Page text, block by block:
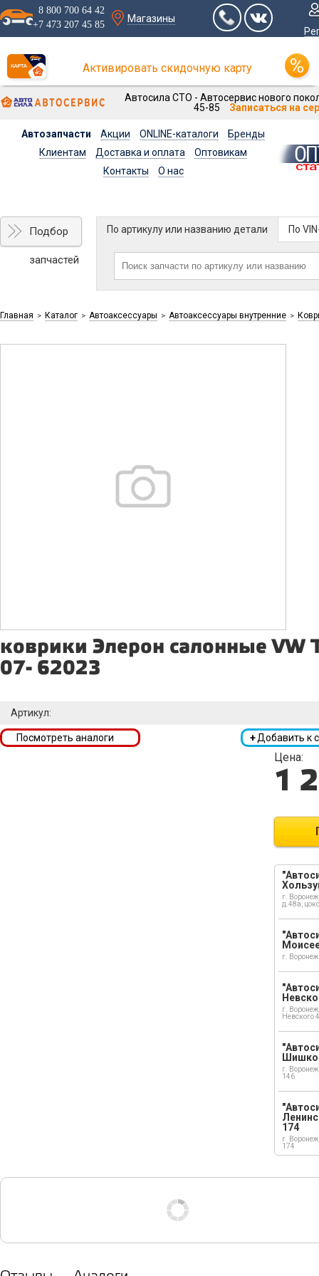
8 800 700 64 42
+7 473 207 45 85
Магазины
Активировать скидочную карту
Автосила СТО - Автосервис нового
45-85
Записаться на
Автозапчасти Акции ONLINE-каталоги
Бренды
Клиентам
Доставка и оплата
Оптовикам
Контакты
О нас
Подбор
запчастей
По артикулу или названию детали По
Главная > Каталог > Автоаксессуары > Автоаксессуары внутренние >
коврики Элерон салонные VW
07- 62023
Артикул:
+Добавить к
Посмотреть аналоги
Цена:
1
г.
д.48а,
г.
г.
Невского
г.
146
174
г.
174